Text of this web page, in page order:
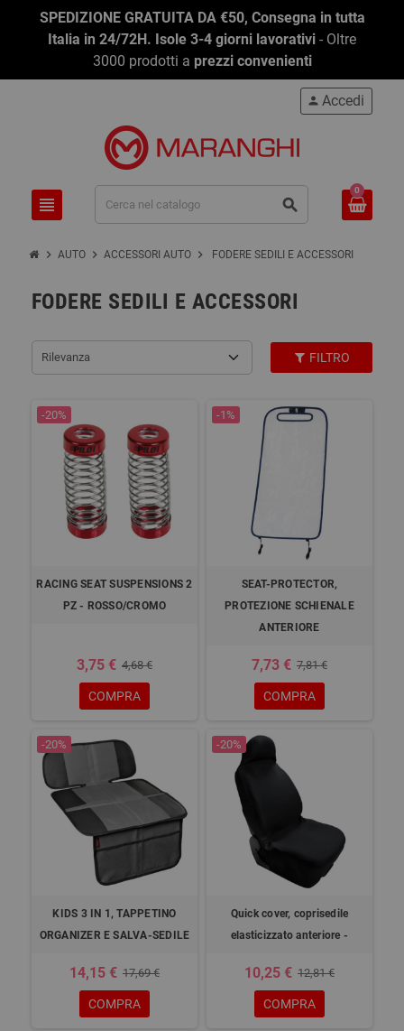
SPEDIZIONE GRATUITA DA €50, Consegna in tutta
Italia in 24/72H. Isole 3-4 giorni lavorativi - Oltre
3000 prodotti a prezzi convenienti
view_headline search
person Accedi
0
chevron_right AUTO chevron_right ACCESSORI AUTO chevron_right FODERE SEDILI E ACCESSORI
FODERE SEDILI E ACCESSORI
Rilevanza FILTRO
-20%
RACING SEAT SUSPENSIONS 2
PZ - ROSSO/CROMO
3,75 € 4,68 €
COMPRA
-1%
SEAT-PROTECTOR,
PROTEZIONE SCHIENALE
ANTERIORE
7,73 € 7,81 €
COMPRA
-20%
KIDS 3 IN 1, TAPPETINO
ORGANIZER E SALVA-SEDILE
14,15 € 17,69 €
COMPRA
-20%
Quick cover, coprisedile
elasticizzato anteriore -
10,25 € 12,81 €
COMPRA